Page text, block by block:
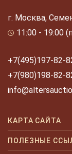
г. Москва,
11:00 - 19:00
+7(495)197-82-
+7(980)198-82-
КАРТА САЙТА
Аукционы
ПОЛЕЗНЫЕ